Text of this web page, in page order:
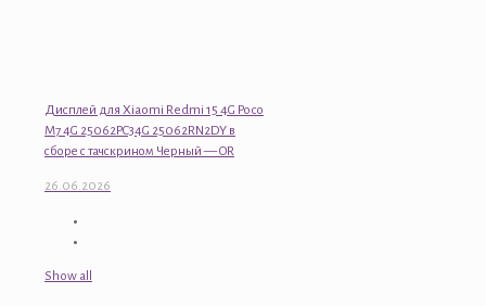
Дисплей для Xiaomi Redmi 15 4G Poco
M7 4G 25062PC34G 25062RN2DY в
сборе с тачскрином Черный — OR
26.06.2026
Show all